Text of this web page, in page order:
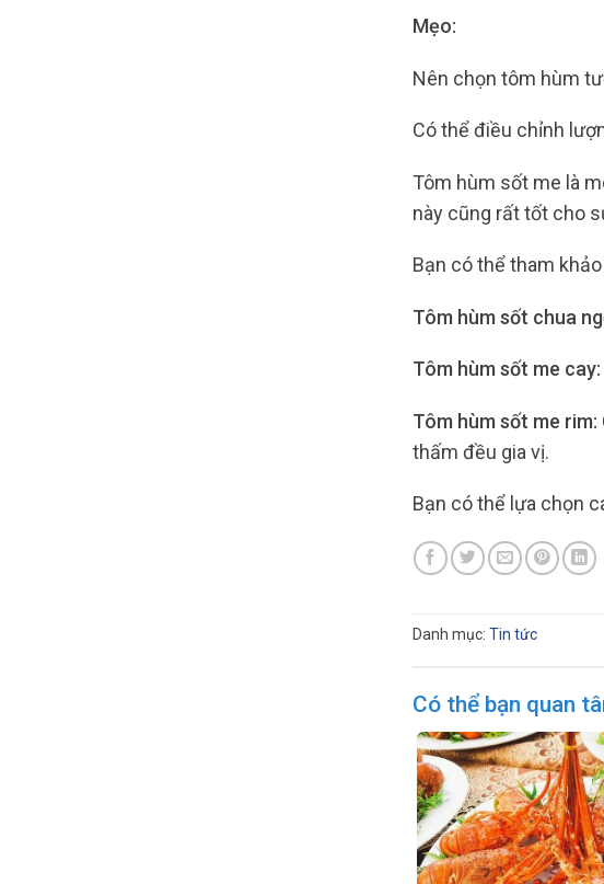
Mẹo:
Nên chọn tôm hùm
Có thể điều chỉnh
Tôm hùm sốt me là
này cũng rất tốt cho
Bạn có thể tham
Tôm hùm sốt chua
Tôm hùm sốt me cay:
Tôm hùm sốt me rim:
thấm đều gia vị.
Bạn có thể lựa chọn
Danh mục: Tin tức
Có thể bạn quan